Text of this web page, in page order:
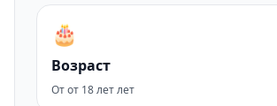
🎂
Возраст
От от 18 лет лет